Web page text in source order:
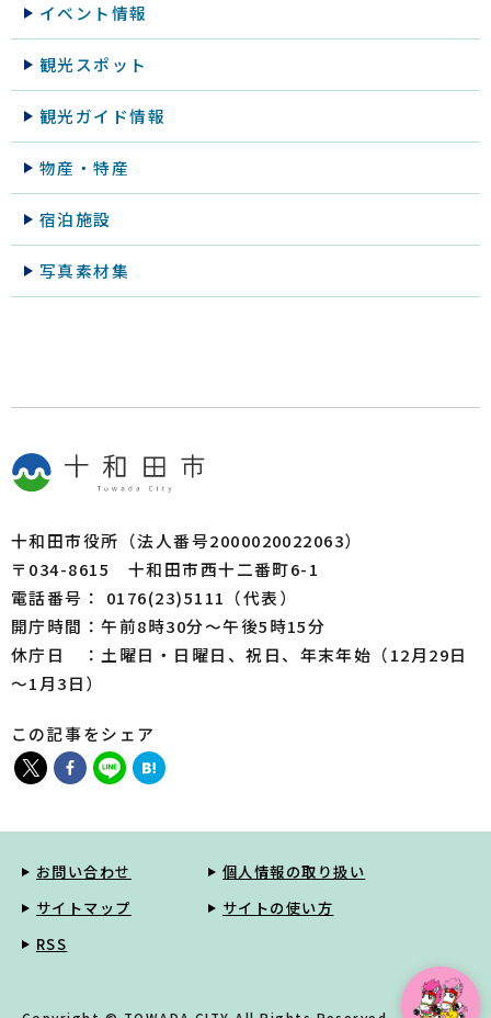
イベント情報
観光スポット
観光ガイド情報
物産・特産
宿泊施設
写真素材集
十和田市役所（法人番号2000020022063）
〒034-8615 十和田市西十二番町6-1
電話番号： 0176(23)5111（代表）
開庁時間：午前8時30分～午後5時15分
休庁日 ：土曜日・日曜日、祝日、年末年始（12月29日
～1月3日）
この記事をシェア
お問い合わせ
個人情報の取り扱い
サイトマップ
サイトの使い方
RSS